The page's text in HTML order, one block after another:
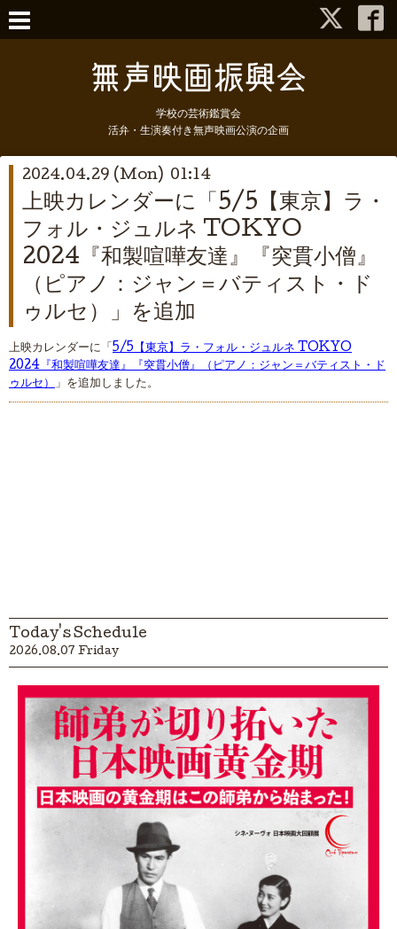
学校の芸術鑑賞会
活弁・生演奏付き無声映画公演の企画
2024.04.29 (Mon) 01:14
上映カレンダーに「5/5【東京】ラ・
フォル・ジュルネ TOKYO
2024『和製喧嘩友達』『突貫小僧』
（ピアノ：ジャン＝バティスト・ド
ゥルセ）」を追加
上映カレンダーに「 5/5【東京】ラ・フォル・ジュルネ TOKYO
2024『和製喧嘩友達』『突貫小僧』（ピアノ：ジャン＝バティスト・ド
ゥルセ） 」を追加しました。
Today's Schedule
2026.08.07 Friday